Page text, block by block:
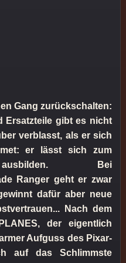
Gang zurückschalten:
Ersatzteile gibt es nicht
verblasst, als er sich
er lässt sich zum
ausbilden. Bei
Ranger geht er zwar
dafür aber neue
Nach dem
der eigentlich
Aufguss des Pixar-
auf das Schlimmste